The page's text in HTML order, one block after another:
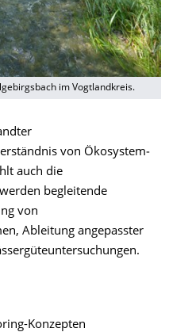
im Vogtlandkreis.
von Ökosystem­
auch die
begleitende
von
Ableitung angepasster
Konzepten